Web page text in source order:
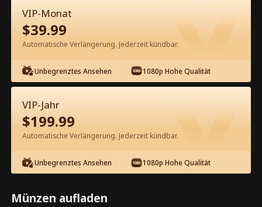
Episode 21 - Schwanger vom
Professor-Papa meines Ex
Kompletter Film
0-49 50-63
21 22 24 25
VIP-Monat
$39.99
Automatische Verlängerung. Jederzeit kündbar.
Unbegrenztes Ansehen 1080p Hohe Qualität
VIP-Jahr
$199.99
Automatische Verlängerung. Jederzeit kündbar.
Unbegrenztes Ansehen 1080p Hohe Qualität
Münzen aufladen